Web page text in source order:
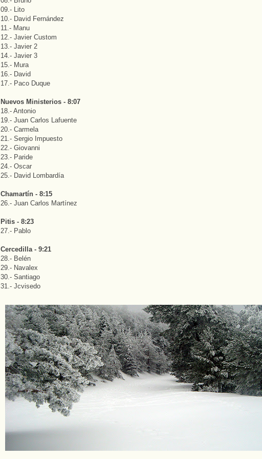
09.- Lito
10.- David Fernández
11.- Manu
12.- Javier Custom
13.- Javier 2
14.- Javier 3
15.- Mura
16.- David
17.- Paco Duque
Nuevos Ministerios - 8:07
18.- Antonio
19.- Juan Carlos Lafuente
20.- Carmela
21.- Sergio Impuesto
22.- Giovanni
23.- Paride
24.- Oscar
25.- David Lombardía
Chamartín - 8:15
26.- Juan Carlos Martínez
Pitis - 8:23
27.- Pablo
Cercedilla - 9:21
28.- Belén
29.- Navalex
30.- Santiago
31.- Jcvisedo